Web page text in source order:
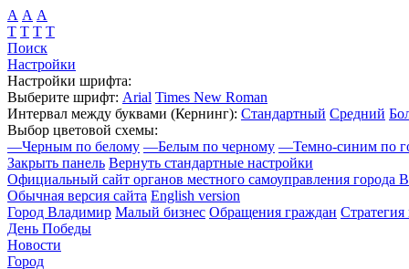
А А А
Т Т Т Т
Поиск
Настройки
Настройки шрифта:
Выберите шрифт: Arial Times New Roman
Интервал между буквами (Кернинг): Стандартный Средний
Выбор цветовой схемы:
—Черным по белому —Белым по черному —Темно-синим по
Закрыть панель Вернуть стандартные настройки
Официальный сайт органов местного самоуправления города
Обычная версия сайта English version
Город Владимир Малый бизнес Обращения граждан Стратегия
День Победы
Новости
Город